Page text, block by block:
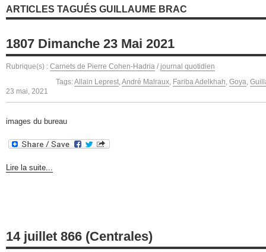
ARTICLES TAGUÉS GUILLAUME BRAC
1807 Dimanche 23 Mai 2021
Rubrique(s) : Carnets de Pierre Cohen-Hadria / journal quotidien
Tags:Allain Leprest,André Malraux, Fariba Adelkhah, Goya,
23 mai, 2021
images du bureau
Lire la suite...
14 juillet 866 (Centrales)